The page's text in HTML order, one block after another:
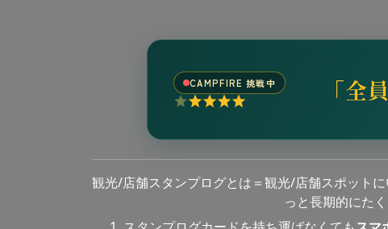
CAMPFIRE 挑戦中 「全
観光/店舗スタンプログとは＝観光/店舗スポット
っと長期的にた